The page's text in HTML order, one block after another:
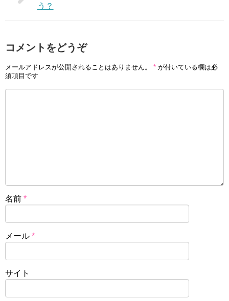
う？
コメントをどうぞ
メールアドレスが公開されることはありません。 * が付いている欄は必
須項目です
名前 *
メール *
サイト